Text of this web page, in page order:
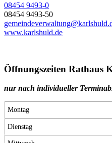
08454 9493-0
08454 9493-50
www.karlshuld.de
Öffnungszeiten Rathaus
nur nach individueller
Montag
Dienstag